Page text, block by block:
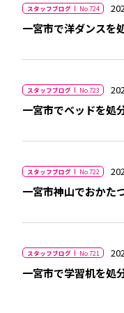
スタッフブログ No.724
一宮市で洋ダンスを
スタッフブログ No.723
一宮市でベッドを処
スタッフブログ No.722
一宮市神山でおかた
スタッフブログ No.721
一宮市で学習机を処